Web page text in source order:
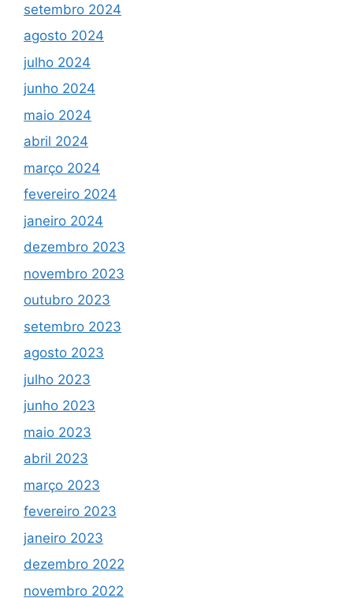
setembro 2024
agosto 2024
julho 2024
junho 2024
maio 2024
abril 2024
março 2024
fevereiro 2024
janeiro 2024
dezembro 2023
novembro 2023
outubro 2023
setembro 2023
agosto 2023
julho 2023
junho 2023
maio 2023
abril 2023
março 2023
fevereiro 2023
janeiro 2023
dezembro 2022
novembro 2022